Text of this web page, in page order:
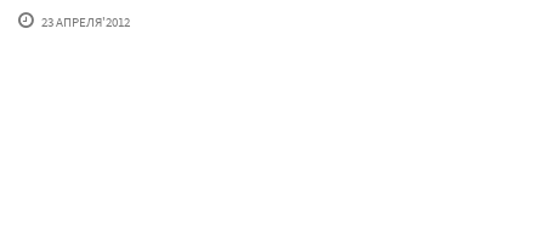
23 АПРЕЛЯ'2012